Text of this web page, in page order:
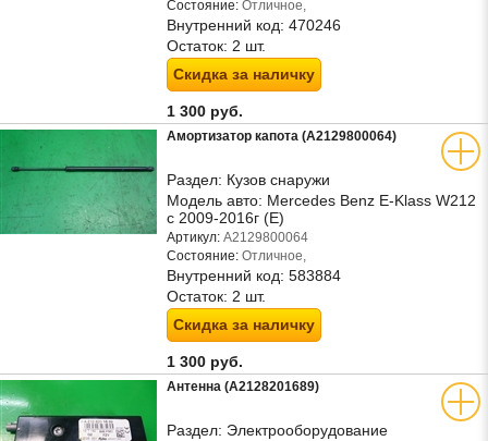
Состояние: Отличное,
Внутренний код: 470246
Остаток: 2 шт.
Скидка за наличку
1 300 руб.
Амортизатор капота (A2129800064)
Раздел: Кузов снаружи
Модель авто: Mercedes Benz E-Klass W212
с 2009-2016г (Е)
Артикул: A2129800064
Состояние: Отличное,
Внутренний код: 583884
Остаток: 2 шт.
Скидка за наличку
1 300 руб.
Антенна (A2128201689)
Раздел: Электрооборудование